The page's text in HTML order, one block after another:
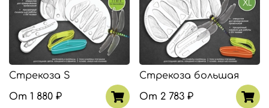
Стрекоза S
От 1 880 ₽
Стрекоза большая
От 2 783 ₽